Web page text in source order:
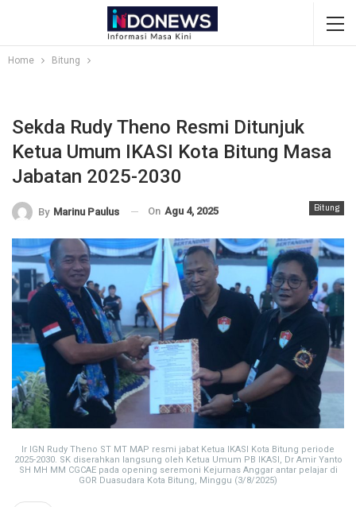
Home Bitung
Sekda Rudy Theno Resmi Ditunjuk
Ketua Umum IKASI Kota Bitung Masa
Jabatan 2025-2030
Bitung
By Marinu Paulus On Agu 4, 2025
Ir IGN Rudy Theno ST MT MAP resmi jabat Ketua IKASI Kota Bitung periode
2025-2030. SK diserahkan langsung oleh Ketua Umum PB IKASI, Dr Amir Yanto
SH MH MM CGCAE pada opening seremoni Kejurnas Anggar antar pelajar di
GOR Duasudara Kota Bitung, Minggu (3/8/2025)